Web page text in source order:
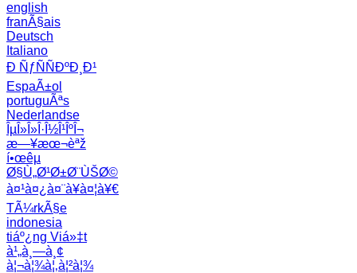
english
franÃ§ais
Deutsch
Italiano
Ð ÑƒÑÑÐºÐ¸Ð¹
EspaÃ±ol
portuguÃªs
Nederlandse
ÎµÎ»Î»Î·Î½Î¹ÎºÎ¬
æ—¥æœ¬èªž
í•œêµ­
Ø§Ù„Ø¹Ø±Ø¨ÙŠØ©
à¤¹à¤¿à¤¨à¥à¤¦à¥€
TÃ¼rkÃ§e
indonesia
tiáº¿ng Viá»‡t
à¹„à¸—à¸¢
à¦¬à¦¾à¦‚à¦²à¦¾